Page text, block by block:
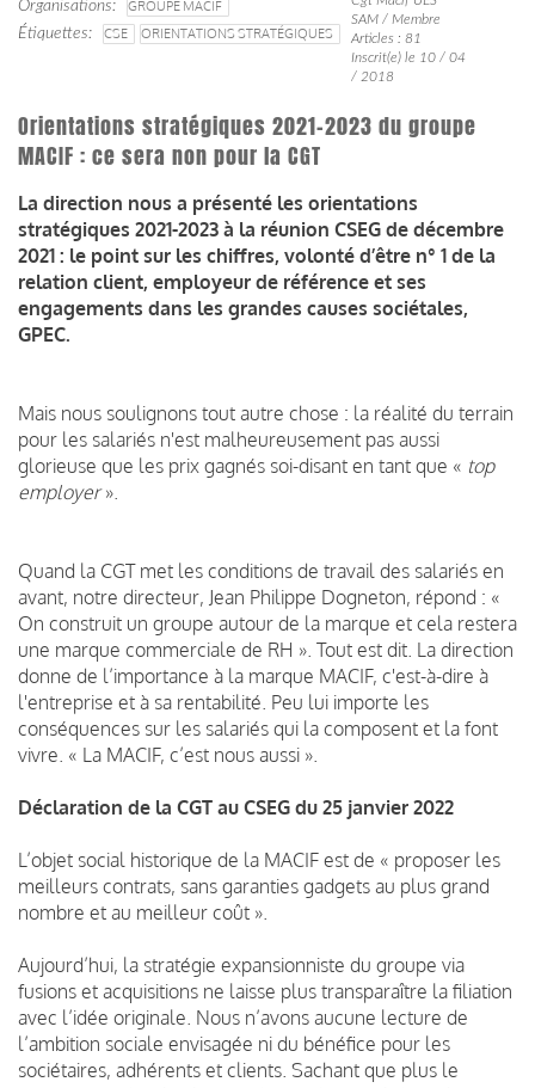
Organisations
GROUPE MACIF
Étiquettes
CSE ORIENTATIONS STRATÉGIQUES
SAM / Membre
Articles : 81
Inscrit(e) le 10 / 04
/ 2018
Orientations stratégiques 2021-2023 du groupe
MACIF : ce sera non pour la CGT
La direction nous a présenté les orientations
stratégiques 2021-2023 à la réunion CSEG de décembre
2021 : le point sur les chiffres, volonté d’être n° 1 de la
relation client, employeur de référence et ses
engagements dans les grandes causes sociétales,
GPEC.
Mais nous soulignons tout autre chose : la réalité du terrain
pour les salariés n'est malheureusement pas aussi
glorieuse que les prix gagnés soi-disant en tant que « top
employer».
Quand la CGT met les conditions de travail des salariés en
avant, notre directeur, Jean Philippe Dogneton, répond : «
On construit un groupe autour de la marque et cela restera
une marque commerciale de RH ». Tout est dit. La direction
donne de l’importance à la marque MACIF, c'est-à-dire à
l'entreprise et à sa rentabilité. Peu lui importe les
conséquences sur les salariés qui la composent et la font
vivre. « La MACIF, c’est nous aussi ».
Déclaration de la CGT au CSEG du 25 janvier 2022
L’objet social historique de la MACIF est de « proposer les
meilleurs contrats, sans garanties gadgets au plus grand
nombre et au meilleur coût ».
Aujourd’hui, la stratégie expansionniste du groupe via
fusions et acquisitions ne laisse plus transparaître la filiation
avec l’idée originale. Nous n’avons aucune lecture de
l’ambition sociale envisagée ni du bénéfice pour les
sociétaires, adhérents et clients. Sachant que plus le